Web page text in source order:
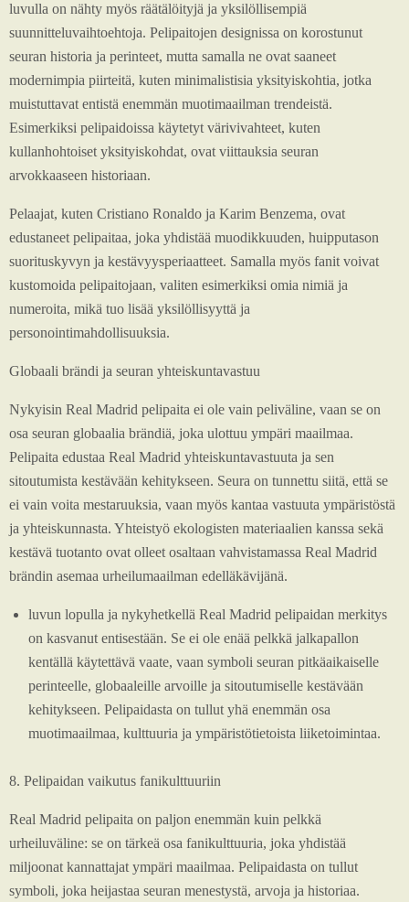
luvulla on nähty myös räätälöityjä ja yksilöllisempiä
suunnitteluvaihtoehtoja. Pelipaitojen designissa on korostunut
seuran historia ja perinteet, mutta samalla ne ovat saaneet
modernimpia piirteitä, kuten minimalistisia yksityiskohtia, jotka
muistuttavat entistä enemmän muotimaailman trendeistä.
Esimerkiksi pelipaidoissa käytetyt värivivahteet, kuten
kullanhohtoiset yksityiskohdat, ovat viittauksia seuran
arvokkaaseen historiaan.
Pelaajat, kuten Cristiano Ronaldo ja Karim Benzema, ovat
edustaneet pelipaitaa, joka yhdistää muodikkuuden, huipputason
suorituskyvyn ja kestävyysperiaatteet. Samalla myös fanit voivat
kustomoida pelipaitojaan, valiten esimerkiksi omia nimiä ja
numeroita, mikä tuo lisää yksilöllisyyttä ja
personointimahdollisuuksia.
Globaali brändi ja seuran yhteiskuntavastuu
Nykyisin Real Madrid pelipaita ei ole vain peliväline, vaan se on
osa seuran globaalia brändiä, joka ulottuu ympäri maailmaa.
Pelipaita edustaa Real Madrid yhteiskuntavastuuta ja sen
sitoutumista kestävään kehitykseen. Seura on tunnettu siitä, että se
ei vain voita mestaruuksia, vaan myös kantaa vastuuta ympäristöstä
ja yhteiskunnasta. Yhteistyö ekologisten materiaalien kanssa sekä
kestävä tuotanto ovat olleet osaltaan vahvistamassa Real Madrid
brändin asemaa urheilumaailman edelläkävijänä.
luvun lopulla ja nykyhetkellä Real Madrid pelipaidan merkitys
on kasvanut entisestään. Se ei ole enää pelkkä jalkapallon
kentällä käytettävä vaate, vaan symboli seuran pitkäaikaiselle
perinteelle, globaaleille arvoille ja sitoutumiselle kestävään
kehitykseen. Pelipaidasta on tullut yhä enemmän osa
muotimaailmaa, kulttuuria ja ympäristötietoista liiketoimintaa.
8. Pelipaidan vaikutus fanikulttuuriin
Real Madrid pelipaita on paljon enemmän kuin pelkkä
urheiluväline: se on tärkeä osa fanikulttuuria, joka yhdistää
miljoonat kannattajat ympäri maailmaa. Pelipaidasta on tullut
symboli, joka heijastaa seuran menestystä, arvoja ja historiaa.